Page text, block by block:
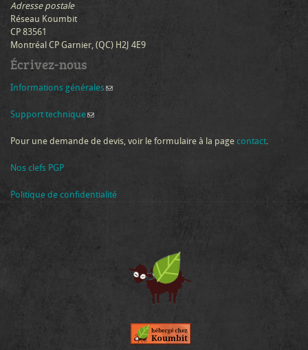
Adresse postale
Réseau Koumbit
CP 83561
Montréal CP Garnier, (QC) H2J 4E9
Écrivez-nous
Informations générales(link sends e-mail)
Support technique(link sends e-mail)
Pour une demande de devis, voir le formulaire à la page contact.
Nos clefs PGP
Politique de confidentialité